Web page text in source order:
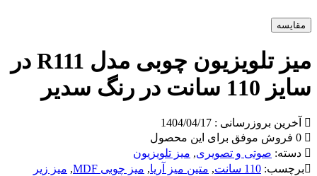
مقایسه
میز تلویزیون چوبی مدل R111 در
سایز 110 سانت در رنگ سدیر
آخرین بروزرسانی : 1404/04/17
دسته: صوتی و تصویری, میز تلویزیون
برچسب: 110 سانت , متین میز آریا, میز چوبی MDF , میز زیر